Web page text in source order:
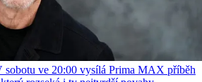
sobotu ve 20:00 vysílá Prima MAX příběh